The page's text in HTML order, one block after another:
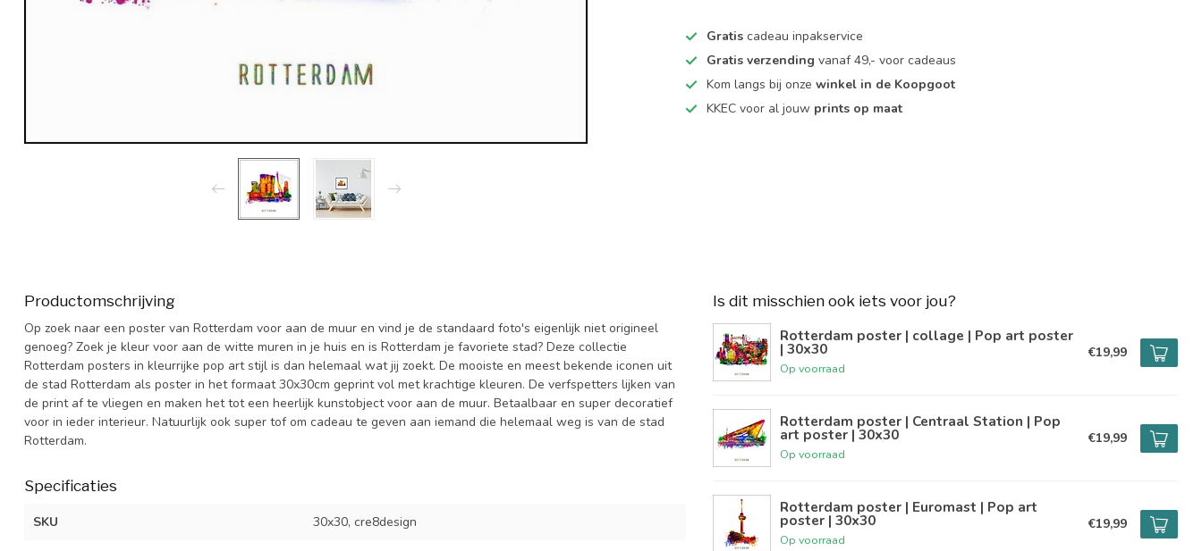
Gratis cadeau inpakservice
Gratis verzending vanaf 49,- voor cadeaus
Kom langs bij onzewinkel in de Koopgoot
KKEC voor al jouw prints op maat
Productomschrijving
Op zoek naar een poster van Rotterdam voor aan de muur en vind je de standaard foto's eigenlijk niet origineel
genoeg? Zoek je kleur voor aan de witte muren in je huis en is Rotterdam je favoriete stad? Deze collectie
Rotterdam posters in kleurrijke pop art stijl is dan helemaal wat jij zoekt. De mooiste en meest bekende iconen uit
de stad Rotterdam als poster in het formaat 30x30cm geprint vol met krachtige kleuren. De verfspetters lijken van
de print af te vliegen en maken het tot een heerlijk kunstobject voor aan de muur. Betaalbaar en super decoratief
voor in ieder interieur. Natuurlijk ook super tof om cadeau te geven aan iemand die helemaal weg is van de stad
Rotterdam.
Specificaties
SKU 30x30, cre8design
Is dit misschien ook iets voor jou?
Rotterdam poster | collage | Pop art poster
| 30x30
Op voorraad
€19,99
Rotterdam poster | Centraal Station | Pop
art poster | 30x30
Op voorraad
€19,99
Rotterdam poster | Euromast | Pop art
poster | 30x30
Op voorraad
€19,99